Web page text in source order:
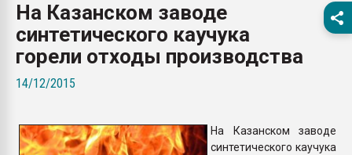
28.07.2026
ситуацией на
Всё, что касается
На Казанском заводе
синтетического каучука
горели отходы производства
14/12/2015
На Казанском заводе
синтетического каучука